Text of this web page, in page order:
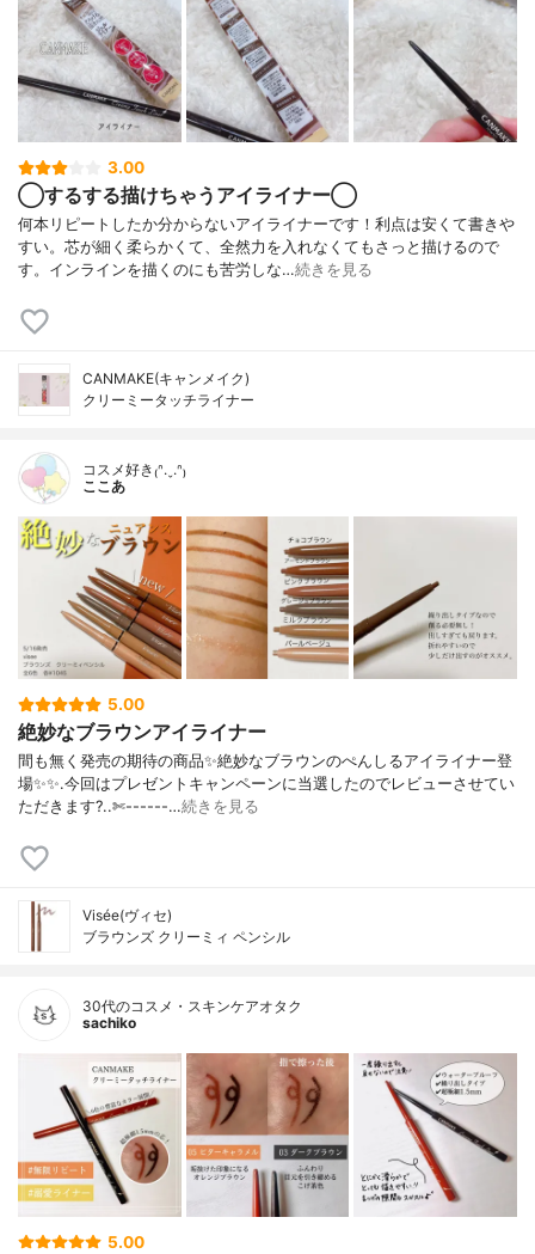
3.00
◯するする描けちゃうアイライナー◯
何本リピートしたか分からないアイライナーです！利点は安くて書きや
すい。芯が細く柔らかくて、全然力を入れなくてもさっと描けるので
す。インラインを描くのにも苦労しな…続きを見る
CANMAKE(キャンメイク)
クリーミータッチライナー
コスメ好き₍ᐢ.ˬ.ᐢ₎
ここあ
5.00
絶妙なブラウンアイライナー
間も無く発売の期待の商品✨絶妙なブラウンのぺんしるアイライナー登
場✨✨.今回はプレゼントキャンペーンに当選したのでレビューさせてい
ただきます?..✄------…続きを見る
Visée(ヴィセ)
ブラウンズ クリーミィ ペンシル
30代のコスメ・スキンケアオタク
sachiko
5.00